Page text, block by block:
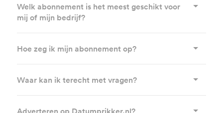
Welk abonnement is het meest geschikt voor
mij of mijn bedrijf?
Hoe zeg ik mijn abonnement op?
Waar kan ik terecht met vragen?